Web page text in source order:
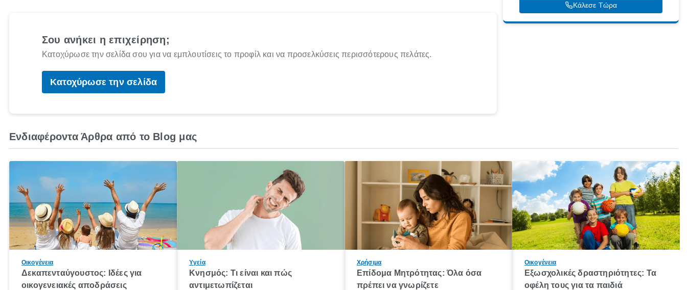
Κάλεσε Τώρα
Σου ανήκει η επιχείρηση;
Κατοχύρωσε την σελίδα σου για να εμπλουτίσεις το προφίλ και να προσελκύσεις περισσότερους πελάτες.
Κατοχύρωσε την σελίδα
Ενδιαφέροντα Άρθρα από το Blog μας
Οικογένεια
Δεκαπενταύγουστος: Ιδέες για
οικογενειακές αποδράσεις
Υγεία
Κνησμός: Τι είναι και πώς
αντιμετωπίζεται
Χρήσιμα
Επίδομα Μητρότητας: Όλα όσα
πρέπει να γνωρίζετε
Οικογένεια
Εξωσχολικές δραστηριότητες: Τα
οφέλη τους για τα παιδιά